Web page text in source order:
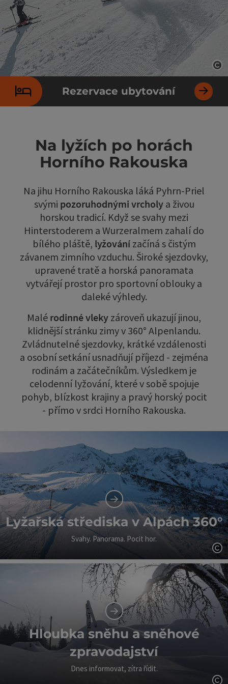
Rezervace ubytování
Na lyžích po horách
Horního Rakouska
Na jihu Horního Rakouska láká Pyhrn-Priel
svými pozoruhodnými vrcholya živou
horskou tradicí. Když se svahy mezi
Hinterstoderem a Wurzeralmem zahalí do
bílého pláště, lyžovánízačíná s čistým
závanem zimního vzduchu. Široké sjezdovky,
upravené tratě a horská panoramata
vytvářejí prostor pro sportovní oblouky a
daleké výhledy.
Malé rodinné vleky zároveň ukazují jinou,
klidnější stránku zimy v 360° Alpenlandu.
Zvládnutelné sjezdovky, krátké vzdálenosti
a osobní setkání usnadňují příjezd - zejména
rodinám a začátečníkům. Výsledkem je
celodenní lyžování, které v sobě spojuje
pohyb, blízkost krajiny a pravý horský pocit
- přímo v srdci Horního Rakouska.
Lyžařská střediska v Alpách 360°
Svahy. Panorama. Pocit hor.
Hloubka sněhu a sněhové
zpravodajství
Dnes informovat, zítra řídit.